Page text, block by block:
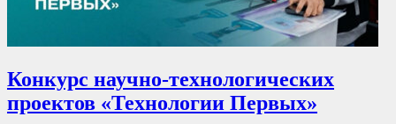
Конкурс научно-технологических
проектов «Технологии Первых»